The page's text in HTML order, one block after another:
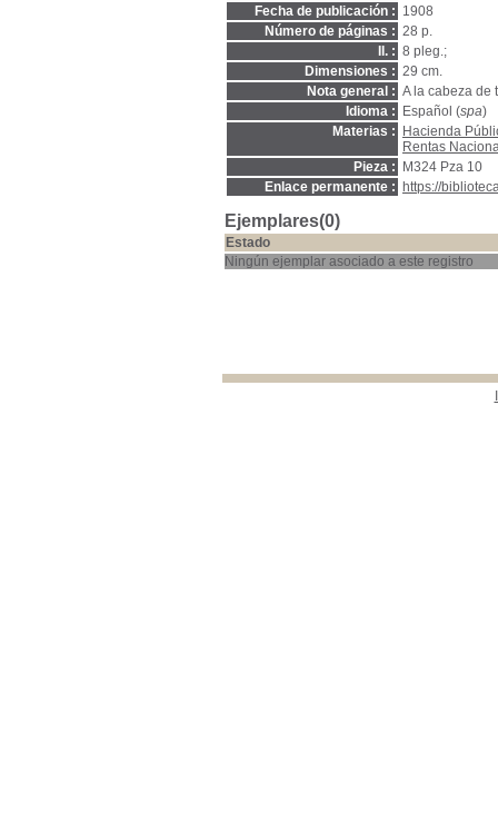
Fecha de publicación : 1908
Número de páginas : 28 p.
Il. : 8 pleg.;
Dimensiones : 29 cm.
Nota general : A la cabeza de
Idioma :
Español (spa)
Materias :
Hacienda
Rentas
Pieza :
M324 Pza 10
Enlace permanente :
https://
Ejemplares(0)
Estado
Ningún ejemplar asociado a este registro